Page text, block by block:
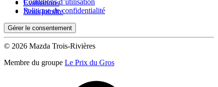
Évaluations
Nous joindre
Conditions d’utilisation
Politique de confidentialité
Gérer le consentement
© 2026 Mazda Trois-Rivières
Membre du groupe Le Prix du Gros